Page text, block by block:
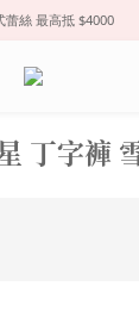
蕾絲 最高抵 $4000
丁字褲